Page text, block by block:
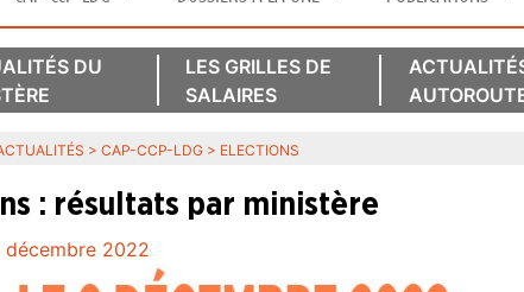
DU
LES GRILLES DE
SALAIRES
> CAP-CCP-LDG > ELECTIONS
: résultats par ministère
décembre 2022